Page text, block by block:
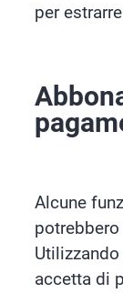
per
Alcune
accetta di